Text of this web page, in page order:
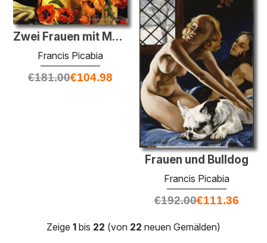
Zwei Frauen mit Mohnblumen
Francis Picabia
€181.00€104.98
Frauen und Bulldog
Francis Picabia
€192.00€111.36
Zeige 1 bis 22 (von 22 neuen Gemälden)